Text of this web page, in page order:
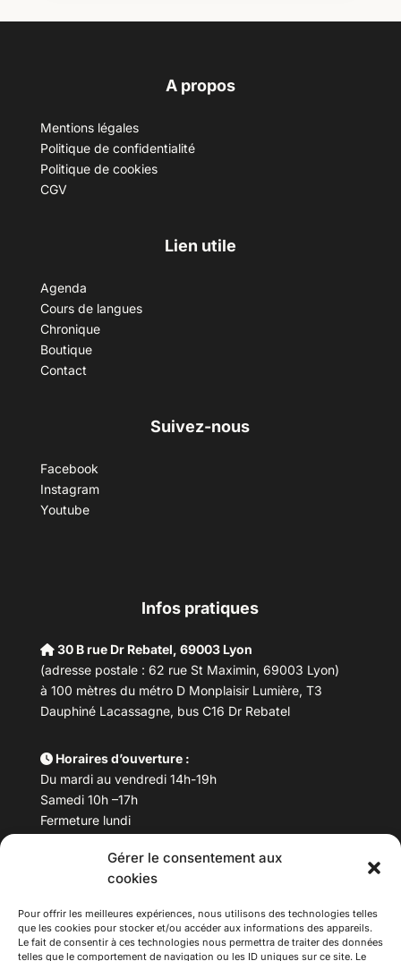
Gérer le consentement aux
cookies
Pour offrir les meilleures expériences, nous utilisons des technologies telles
que les cookies pour stocker et/ou accéder aux informations des appareils.
Le fait de consentir à ces technologies nous permettra de traiter des données
telles que le comportement de navigation ou les ID uniques sur ce site. Le
A propos
Mentions légales
Politique de confidentialité
Politique de cookies
CGV
Lien utile
Agenda
Cours de langues
Chronique
Boutique
Contact
Suivez-nous
Facebook
Instagram
Youtube
Infos pratiques
30 B rue Dr Rebatel, 69003 Lyon
(adresse postale : 62 rue St Maximin, 69003 Lyon)
à 100 mètres du métro D Monplaisir Lumière, T3
Dauphiné Lacassagne, bus C16 Dr Rebatel
Horaires d’ouverture :
Du mardi au vendredi 14h-19h
Samedi 10h –17h
Fermeture lundi
Téléphone : 04 78 53 06 40
maisondesculturesasiatiques@asiexpo.com